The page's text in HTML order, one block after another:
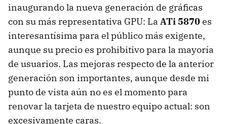
inaugurando la nueva generación de gráficas
con su más representativa GPU: La ATi 5870es
interesantísima para el público más exigente,
aunque su precio es prohibitivo para la mayoría
de usuarios. Las mejoras respecto de la anterior
generación son importantes, aunque desde mi
punto de vista aún no es el momento para
renovar la tarjeta de nuestro equipo actual: son
excesivamente caras.